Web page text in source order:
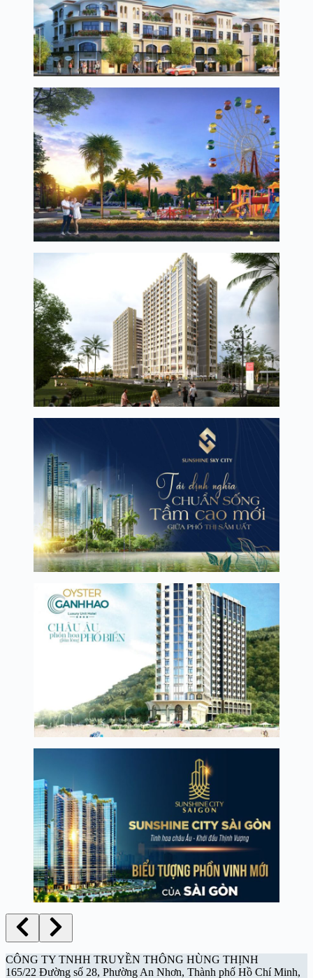
CÔNG TY TNHH TRUYỀN THÔNG HÙNG THỊNH
165/22 Đường số 28, Phường An Nhơn, Thành phố Hồ Chí Minh,